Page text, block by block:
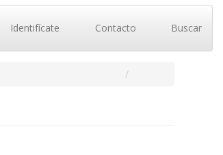
Identifícate Contacto Buscar